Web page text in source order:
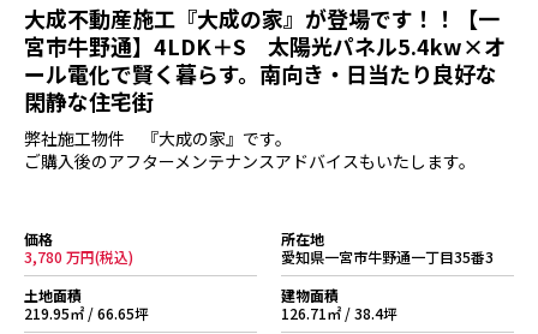
大成不動産施工『大成の家』が登場です！！【一
宮市牛野通】4LDK＋S 太陽光パネル5.4kw×オ
ール電化で賢く暮らす。南向き・日当たり良好な
閑静な住宅街
弊社施工物件 『大成の家』です。
ご購入後のアフターメンテナンスアドバイスもいたします。
価格
3,780 万円(税込)
所在地
愛知県一宮市牛野通一丁目35番3
土地面積
219.95㎡ / 66.65坪
建物面積
126.71㎡ / 38.4坪